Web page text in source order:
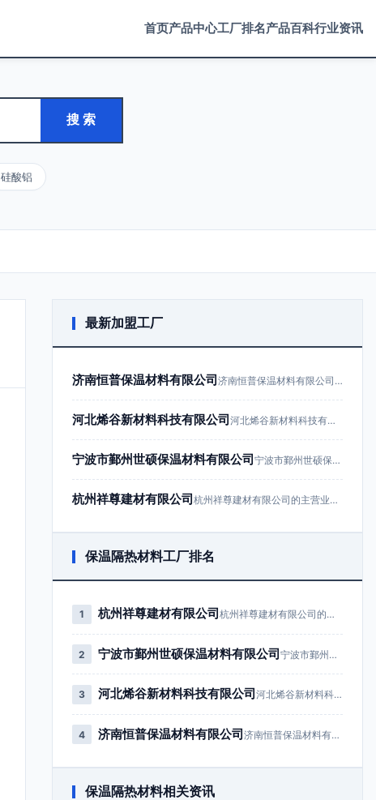
首页产品中心工厂排名产品百科行业资讯
搜 索
硅酸铝
最新加盟工厂
济南恒普保温材料有限公司 济南恒普保温材料有限公司成立于201…
河北烯谷新材料科技有限公司 河北烯谷新材料科技有限公司成立于20…
宁波市鄞州世硕保温材料有限公司 宁波市鄞州世硕保温材料有限公司成立于…
杭州祥尊建材有限公司 杭州祥尊建材有限公司的主营业务为建筑…
保温隔热材料工厂排名
1 杭州祥尊建材有限公司 杭州祥尊建材有限公司的主营业务为…
2 宁波市鄞州世硕保温材料有限公司 宁波市鄞州世硕保温材料有限公司成…
3 河北烯谷新材料科技有限公司 河北烯谷新材料科技有限公司成立于…
4 济南恒普保温材料有限公司 济南恒普保温材料有限公司成立于2…
保温隔热材料相关资讯